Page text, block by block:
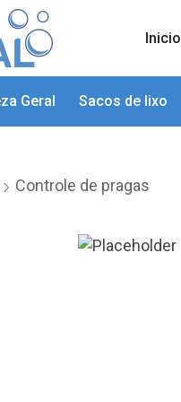
Inicio
Geral Sacos de lixo
Controle de pragas